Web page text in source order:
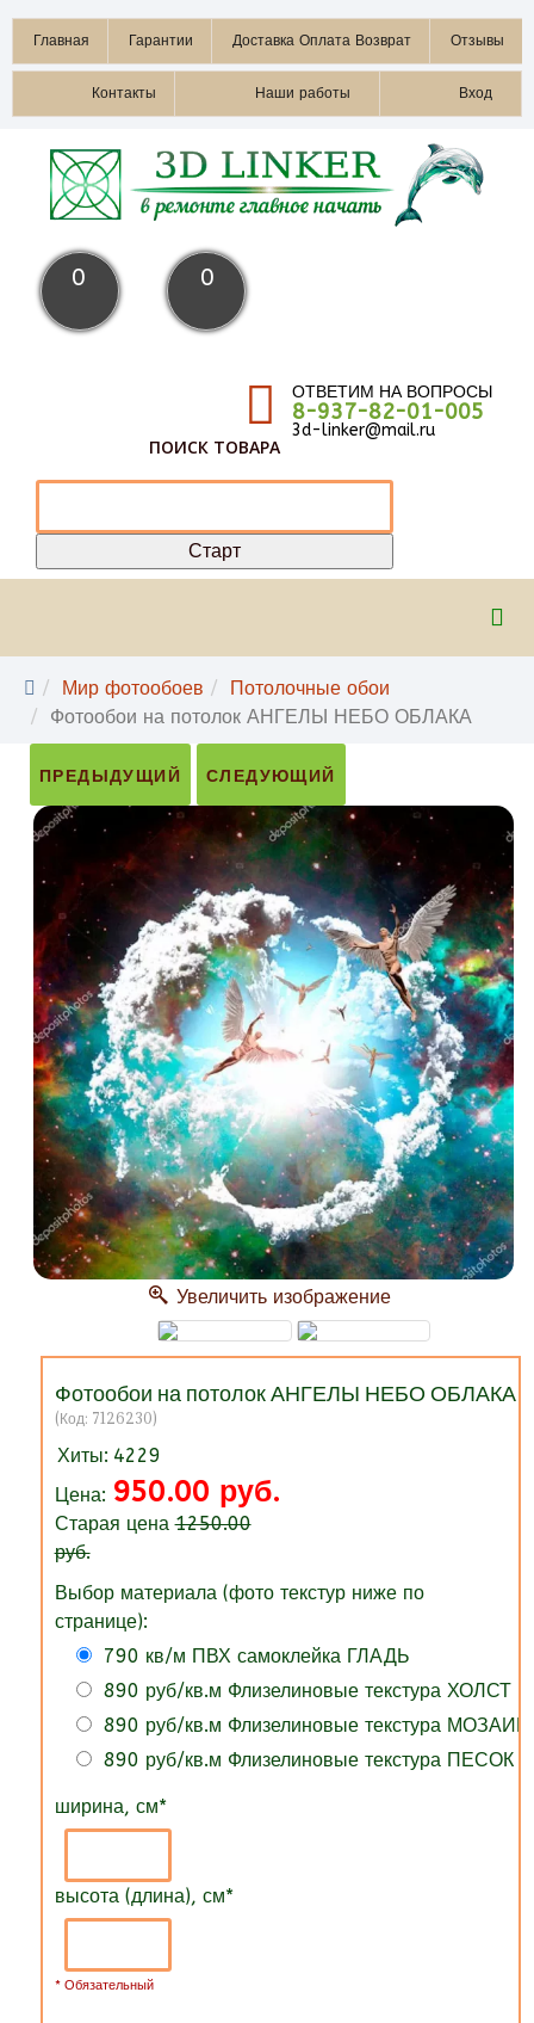
Главная Гарантии Доставка Оплата Возврат Отзывы
Контакты Наши работы Вход
0 0
ОТВЕТИМ НА ВОПРОСЫ
8-937-82-01-005
3d-linker@mail.ru
ПОИСК ТОВАРА
Мир фотообоев
Потолочные обои
Фотообои на потолок АНГЕЛЫ НЕБО ОБЛАКА
ПРЕДЫДУЩИЙ СЛЕДУЮЩИЙ
Увеличить изображение
Фотообои на потолок АНГЕЛЫ НЕБО ОБЛАКА
(Код: 7126230)
Хиты: 4229
Цена: 950.00 руб.
Старая цена1250.00
руб.
Выбор материала (фото текстур ниже по
странице):
790 кв/м ПВХ самоклейка ГЛАДЬ
890 руб/кв.м Флизелиновые текстура ХОЛСТ
890 руб/кв.м Флизелиновые текстура
890 руб/кв.м Флизелиновые текстура ПЕСОК
ширина, см*
высота (длина), см*
* Обязательный